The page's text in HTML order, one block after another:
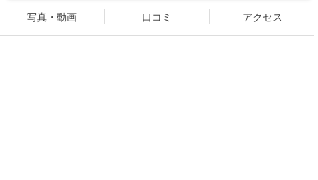
写真・動画 口コミ アクセス